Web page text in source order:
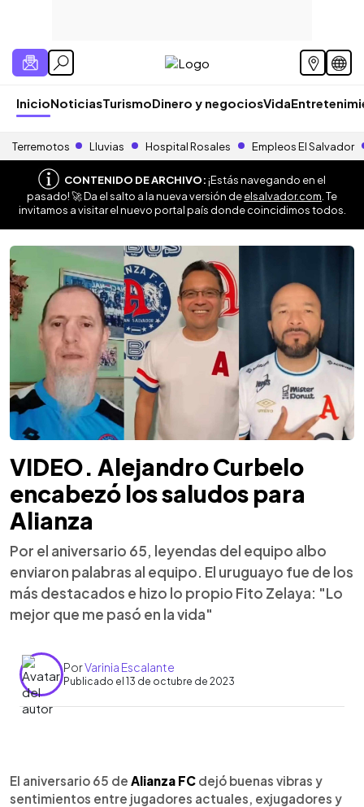
InicioNoticiasTurismoDinero y negociosVida
Terremotos Lluvias Hospital Rosales Empleos El Salvador
CONTENIDO DE ARCHIVO:¡Estás navegando en el
pasado! 🚀 Da el salto a la nueva versión deelsalvador.com . Te
invitamos a visitar el nuevo portal país donde coincidimos todos.
VIDEO. Alejandro Curbelo
encabezó los saludos para
Alianza
Por el aniversario 65, leyendas del equipo albo
enviaron palabras al equipo. El uruguayo fue de los
más destacados e hizo lo propio Fito Zelaya: "Lo
mejor que me pasó en la vida"
PorVarinia Escalante
Publicado el 13 de octubre de 2023
Escuchar artículo
El aniversario 65 de Alianza FC dejó buenas vibras y
sentimientos entre jugadores actuales, exjugadores y